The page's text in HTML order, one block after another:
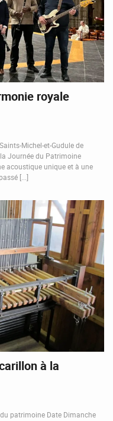
royale
Michel-et-Gudule de
Journée du Patrimoine
acoustique unique et à une
[...]
à la
patrimoine Date Dimanche